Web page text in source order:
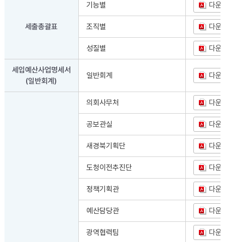
세출총괄표
기능별 다운
조직별 다운
성질별 다운
세입예산사업명세서
(일반회계)
일반회계 다운
의회사무처 다운
공보관실 다운
새경북기획단 다운
도청이전추진단 다운
정책기획관 다운
예산담당관 다운
광역협력팀 다운